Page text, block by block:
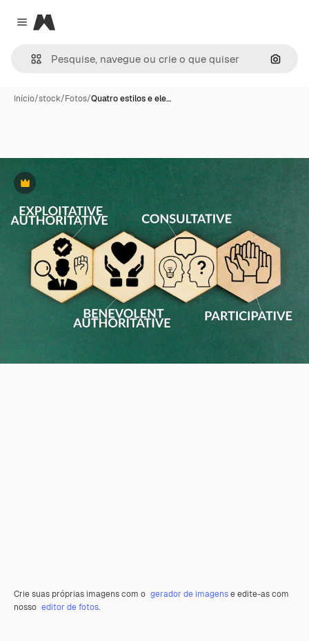
Close menu
Magnific
Início/stock/Fotos/Quatro estilos e ele…
Premium
Crie suas próprias imagens com o gerador de imagense edite-as com
nosso editor de fotos.